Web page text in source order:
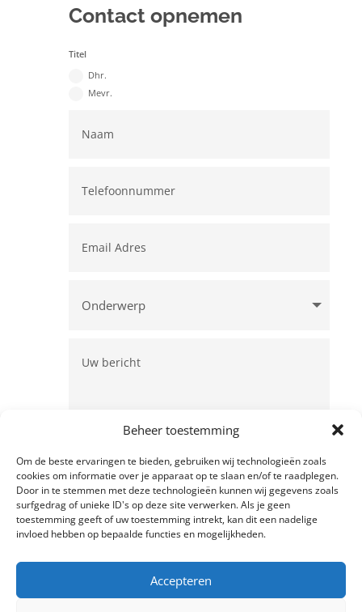
Beheer toestemming
Om de beste ervaringen te bieden, gebruiken wij technologieën zoals
cookies om informatie over je apparaat op te slaan en/of te raadplegen.
Door in te stemmen met deze technologieën kunnen wij gegevens zoals
surfgedrag of unieke ID's op deze site verwerken. Als je geen
toestemming geeft of uw toestemming intrekt, kan dit een nadelige
invloed hebben op bepaalde functies en mogelijkheden.
Accepteren
Contact opnemen
Titel
Dhr.
Mevr.
15 + 2= Verzenden